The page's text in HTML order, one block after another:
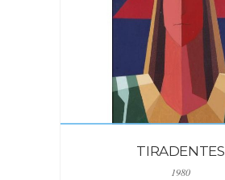
TIRADENTES
1980